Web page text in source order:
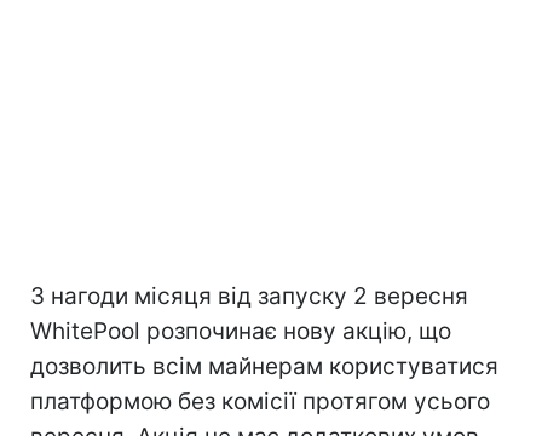
З нагоди місяця від запуску 2 вересня
WhitePool розпочинає нову акцію, що
дозволить всім майнерам користуватися
платформою без комісії протягом усього